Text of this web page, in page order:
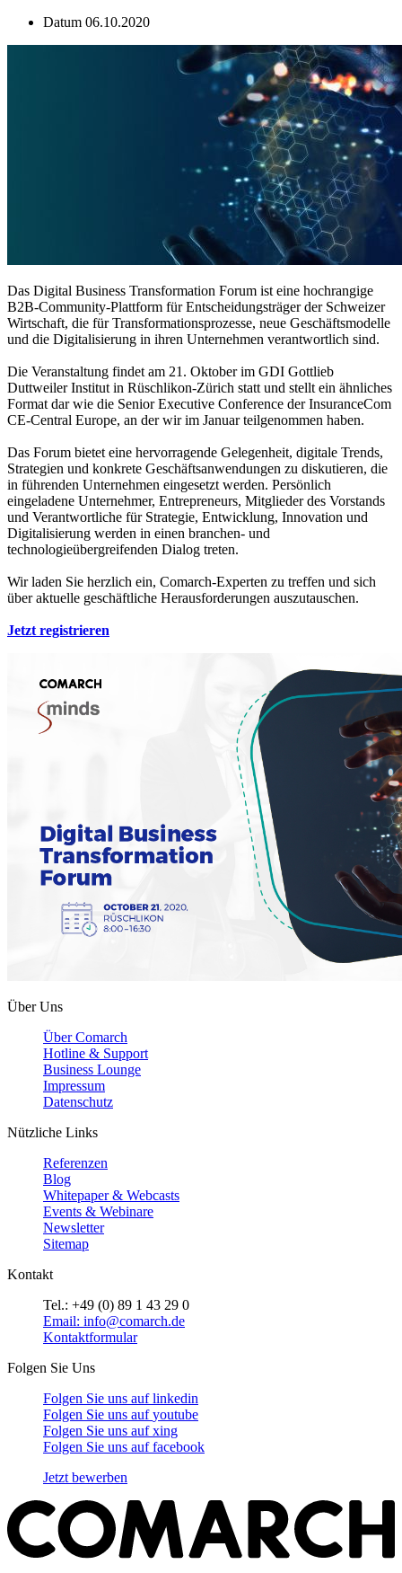
Datum 06.10.2020
Das Digital Business Transformation Forum ist eine hochrangige
B2B-Community-Plattform für Entscheidungsträger der Schweizer
Wirtschaft, die für Transformationsprozesse, neue Geschäftsmodelle
und die Digitalisierung in ihren Unternehmen verantwortlich sind.
Die Veranstaltung findet am 21. Oktober im GDI Gottlieb
Duttweiler Institut in Rüschlikon-Zürich statt und stellt ein ähnliches
Format dar wie die Senior Executive Conference der InsuranceCom
CE-Central Europe, an der wir im Januar teilgenommen haben.
Das Forum bietet eine hervorragende Gelegenheit, digitale Trends,
Strategien und konkrete Geschäftsanwendungen zu diskutieren, die
in führenden Unternehmen eingesetzt werden. Persönlich
eingeladene Unternehmer, Entrepreneurs, Mitglieder des Vorstands
und Verantwortliche für Strategie, Entwicklung, Innovation und
Digitalisierung werden in einen branchen- und
technologieübergreifenden Dialog treten.
Wir laden Sie herzlich ein, Comarch-Experten zu treffen und sich
über aktuelle geschäftliche Herausforderungen auszutauschen.
Jetzt registrieren
Über Uns
Über Comarch
Hotline & Support
Business Lounge
Impressum
Datenschutz
Nützliche Links
Referenzen
Blog
Whitepaper & Webcasts
Events & Webinare
Newsletter
Sitemap
Kontakt
Tel.: +49 (0) 89 1 43 29 0
Email: info@comarch.de
Kontaktformular
Folgen Sie Uns
Folgen Sie uns auflinkedin
Folgen Sie uns aufyoutube
Folgen Sie uns aufxing
Folgen Sie uns auffacebook
Jetzt bewerben